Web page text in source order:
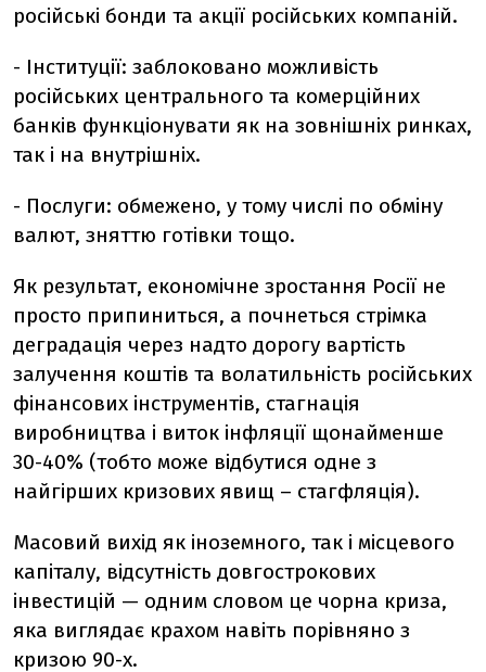
російські бонди та акції російських компаній.
- Інституції: заблоковано можливість
російських центрального та комерційних
банків функціонувати як на зовнішніх ринках,
так і на внутрішніх.
- Послуги: обмежено, у тому числі по обміну
валют, зняттю готівки тощо.
Як результат, економічне зростання Росії не
просто припиниться, а почнеться стрімка
деградація через надто дорогу вартість
залучення коштів та волатильність російських
фінансових інструментів, стагнація
виробництва і виток інфляції щонайменше
30-40% (тобто може відбутися одне з
найгірших кризових явищ – стагфляція).
Масовий вихід як іноземного, так і місцевого
капіталу, відсутність довгострокових
інвестицій — одним словом це чорна криза,
яка виглядає крахом навіть порівняно з
кризою 90-х.